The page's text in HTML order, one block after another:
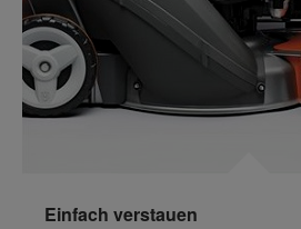
Einfach verstauen